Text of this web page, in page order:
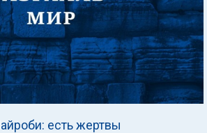
есть жертвы